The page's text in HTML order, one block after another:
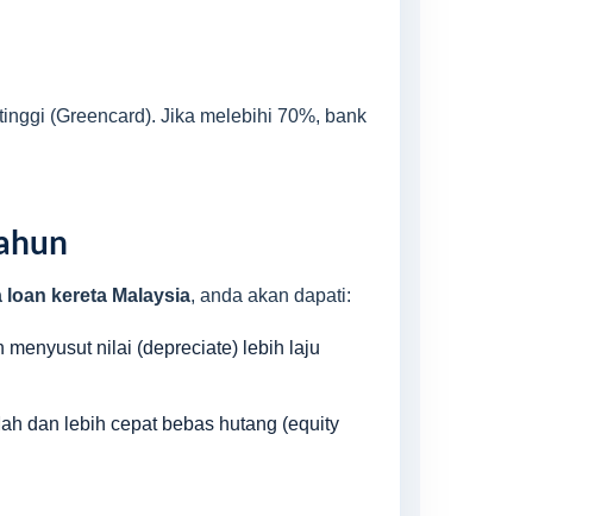
(Greencard). Jika melebihi 70%, bank
loan kereta Malaysia, anda akan dapati:
menyusut nilai (depreciate) lebih laju
dan lebih cepat bebas hutang (equity